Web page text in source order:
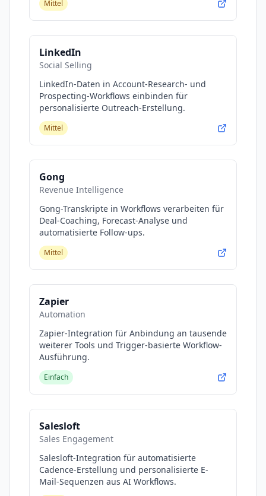
Mittel
LinkedIn
Social Selling
LinkedIn-Daten in Account-Research- und
Prospecting-Workflows einbinden für
personalisierte Outreach-Erstellung.
Mittel
Gong
Revenue Intelligence
Gong-Transkripte in Workflows verarbeiten für
Deal-Coaching, Forecast-Analyse und
automatisierte Follow-ups.
Mittel
Zapier
Automation
Zapier-Integration für Anbindung an tausende
weiterer Tools und Trigger-basierte Workflow-
Ausführung.
Einfach
Salesloft
Sales Engagement
Salesloft-Integration für automatisierte
Cadence-Erstellung und personalisierte E-
Mail-Sequenzen aus AI Workflows.